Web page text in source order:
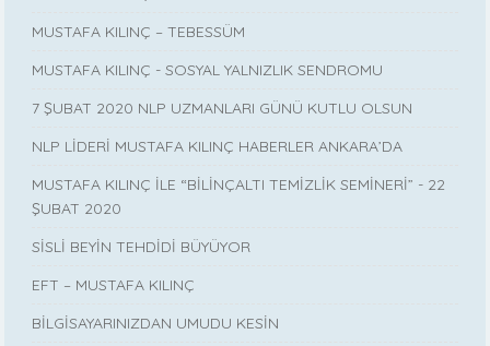
MUSTAFA KILINÇ – TEBESSÜM
MUSTAFA KILINÇ - SOSYAL YALNIZLIK SENDROMU
7 ŞUBAT 2020 NLP UZMANLARI GÜNÜ KUTLU OLSUN
NLP LİDERİ MUSTAFA KILINÇ HABERLER ANKARA’DA
MUSTAFA KILINÇ İLE “BİLİNÇALTI TEMİZLİK SEMİNERİ” - 22
ŞUBAT 2020
SİSLİ BEYİN TEHDİDİ BÜYÜYOR
EFT – MUSTAFA KILINÇ
BİLGİSAYARINIZDAN UMUDU KESİN